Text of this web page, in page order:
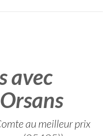
avec
au meilleur prix